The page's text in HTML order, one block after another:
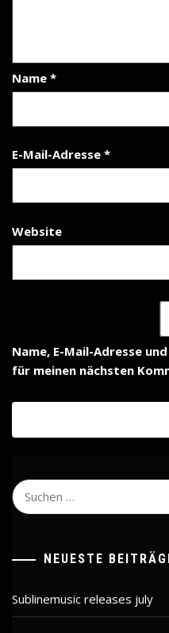
Name *
E-Mail-Adresse *
Website
Name, E-Mail-Adresse
für meinen nächsten
Suchen
nach:
NEUESTE
Sublinemusic releases july